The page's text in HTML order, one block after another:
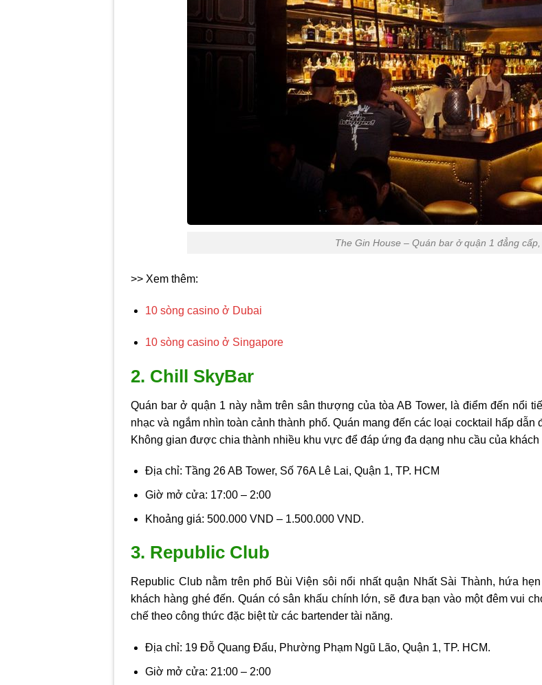
The Gin House – Quán bar ở quận 1 đẳng
>> Xem thêm:
10 sòng casino ở Dubai
10 sòng casino ở Singapore
2. Chill SkyBar
Quán bar ở quận 1 này nằm trên sân thượng của tòa AB Tower, là điểm đến nổi
nhạc và ngắm nhìn toàn cảnh thành phố. Quán mang đến các loại cocktail hấp
Không gian được chia thành nhiều khu vực để đáp ứng đa dạng nhu cầu của khách
Địa chỉ: Tầng 26 AB Tower, Số 76A Lê Lai, Quận 1, TP. HCM
Giờ mở cửa: 17:00 – 2:00
Khoảng giá: 500.000 VND – 1.500.000 VND.
3. Republic Club
Republic Club nằm trên phố Bùi Viện sôi nổi nhất quận Nhất Sài Thành, hứa
khách hàng ghé đến. Quán có sân khấu chính lớn, sẽ đưa bạn vào một đêm vui
chế theo công thức đặc biệt từ các bartender tài năng.
Địa chỉ: 19 Đỗ Quang Đẩu, Phường Phạm Ngũ Lão, Quận 1, TP. HCM.
Giờ mở cửa: 21:00 – 2:00